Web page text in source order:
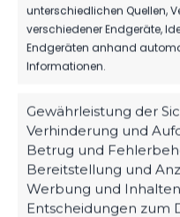
unterschiedlichen Quellen,
verschiedener Endgeräte,
Endgeräten anhand
Informationen.
Gewährleistung der
Verhinderung und
Betrug und
Bereitstellung und
Werbung und
Entscheidungen zum
Spieler
Spieler
Spieler